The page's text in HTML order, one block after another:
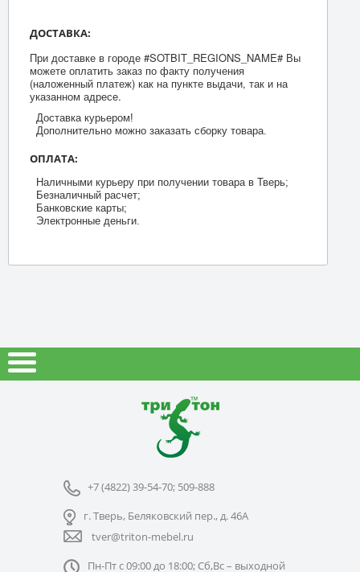
ДОСТАВКА:
При доставке в городе #SOTBIT_REGIONS_NAME# Вы
можете оплатить заказ по факту получения
(наложенный платеж) как на пункте выдачи, так и на
указанном адресе.
Доставка курьером!
Дополнительно можно заказать сборку товара.
ОПЛАТА:
Наличными курьеру при получении товара в Тверь;
Безналичный расчет;
Банковские карты;
Электронные деньги.
+7 (4822) 39-54-70; 509-888
г. Тверь, Беляковский пер., д. 46А
tver@triton-mebel.ru
Пн-Пт с 09:00 до 18:00; Сб,Вс – выходной